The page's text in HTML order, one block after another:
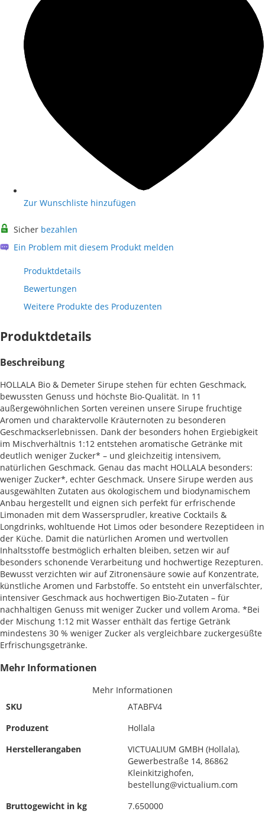
Zur Wunschliste hinzufügen
Sicher bezahlen
Ein Problem mit diesem Produkt melden
Produktdetails
Bewertungen
Weitere Produkte des Produzenten
Produktdetails
Beschreibung
HOLLALA Bio & Demeter Sirupe stehen für echten Geschmack,
bewussten Genuss und höchste Bio-Qualität. In 11
außergewöhnlichen Sorten vereinen unsere Sirupe fruchtige
Aromen und charaktervolle Kräuternoten zu besonderen
Geschmackserlebnissen. Dank der besonders hohen Ergiebigkeit
im Mischverhältnis 1:12 entstehen aromatische Getränke mit
deutlich weniger Zucker* – und gleichzeitig intensivem,
natürlichen Geschmack. Genau das macht HOLLALA besonders:
weniger Zucker*, echter Geschmack. Unsere Sirupe werden aus
ausgewählten Zutaten aus ökologischem und biodynamischem
Anbau hergestellt und eignen sich perfekt für erfrischende
Limonaden mit dem Wassersprudler, kreative Cocktails &
Longdrinks, wohltuende Hot Limos oder besondere Rezeptideen in
der Küche. Damit die natürlichen Aromen und wertvollen
Inhaltsstoffe bestmöglich erhalten bleiben, setzen wir auf
besonders schonende Verarbeitung und hochwertige Rezepturen.
Bewusst verzichten wir auf Zitronensäure sowie auf Konzentrate,
künstliche Aromen und Farbstoffe. So entsteht ein unverfälschter,
intensiver Geschmack aus hochwertigen Bio-Zutaten – für
nachhaltigen Genuss mit weniger Zucker und vollem Aroma. *Bei
der Mischung 1:12 mit Wasser enthält das fertige Getränk
mindestens 30 % weniger Zucker als vergleichbare zuckergesüßte
Erfrischungsgetränke.
Mehr Informationen
Mehr Informationen
SKU
ATABFV4
Produzent
Hollala
Herstellerangaben
VICTUALIUM GMBH (Hollala),
Gewerbestraße 14, 86862
Kleinkitzighofen,
bestellung@victualium.com
Bruttogewicht in kg
7.650000